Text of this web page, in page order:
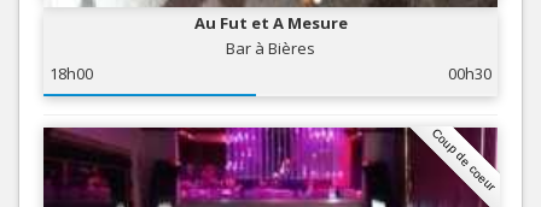
Au Fut et A Mesure
Bar à Bières
18h00
00h30
Coup de coeur